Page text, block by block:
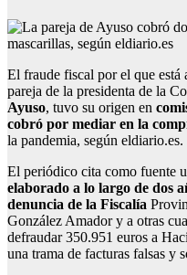
El fraude fiscal por el que
pareja de la presidenta de la
Ayuso, tuvo su origen en
cobró por mediar en la
la pandemia, según eldiario.es.
El periódico cita como fuente
elaborado a lo largo de dos
denuncia de la Fiscalía
González Amador y a otras
defraudar 350.951 euros a
una trama de facturas falsas y